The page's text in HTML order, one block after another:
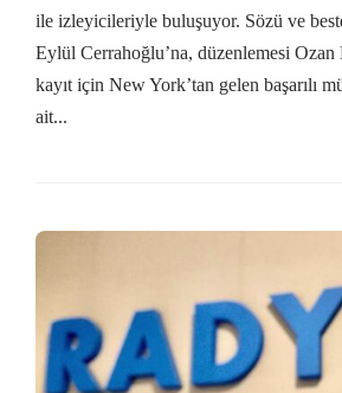
ile izleyicileriyle buluşuyor. Sözü ve
Eylül Cerrahoğlu’na, düzenlemesi
kayıt için New York’tan gelen başarılı
ait...